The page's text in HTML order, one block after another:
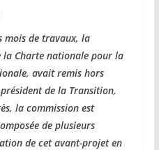
mois de travaux, la
la Charte nationale pour la
avait remis hors
de la Transition,
la commission est
de plusieurs
de cet avant-projet en